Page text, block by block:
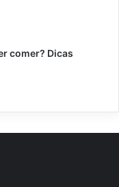
comer? Dicas